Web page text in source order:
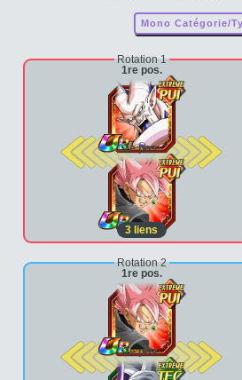
Mono Catégorie/
Rotation 1
1re pos.
2e pos.
3 liens
Rotation 2
1re pos.
2e pos.